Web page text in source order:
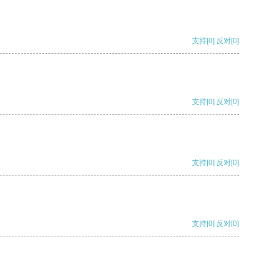
支持[0] 反对[0]
支持[0] 反对[0]
支持[0] 反对[0]
支持[0] 反对[0]